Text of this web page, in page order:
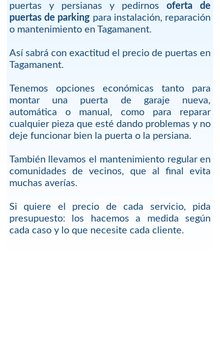
puertas y persianas y pedirnosoferta de
puertas de parking para instalación, reparación
o mantenimiento en Tagamanent.
Así sabrá con exactitud el precio de puertas en
Tagamanent.
Tenemos opciones económicas tanto para
montar una puerta de garaje nueva,
automática o manual, como para reparar
cualquier pieza que esté dando problemas y no
deje funcionar bien la puerta o la persiana.
También llevamos el mantenimiento regular en
comunidades de vecinos, que al final evita
muchas averías.
Si quiere el precio de cada servicio, pida
presupuesto: los hacemos a medida según
cada caso y lo que necesite cada cliente.